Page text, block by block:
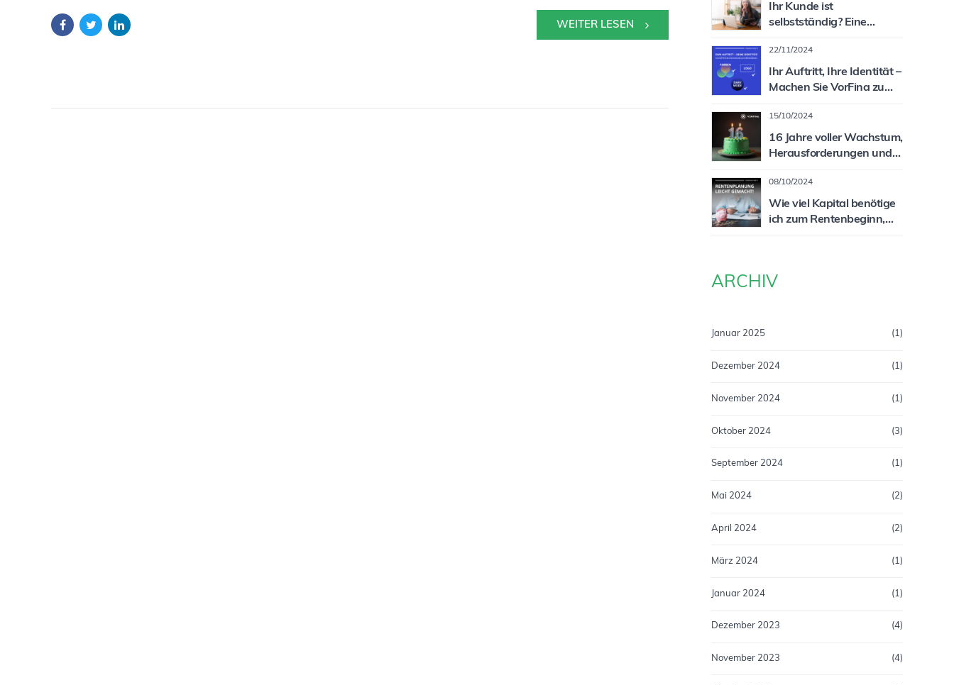
WEITER LESEN
Ihr Kunde ist
selbstständig? Eine
Zielgruppe für Sie als
Vermittler!
22/11/2024
Ihr Auftritt, Ihre Identität –
Machen Sie VorFina zu
15/10/2024
16 Jahre voller Wachstum,
Herausforderungen und
08/10/2024
Wie viel Kapital benötige
ich zum Rentenbeginn,
ARCHIV
Januar 2025 (1)
Dezember 2024 (1)
November 2024 (1)
Oktober 2024 (3)
September 2024 (1)
Mai 2024 (2)
April 2024 (2)
März 2024 (1)
Januar 2024 (1)
Dezember 2023 (4)
November 2023 (4)